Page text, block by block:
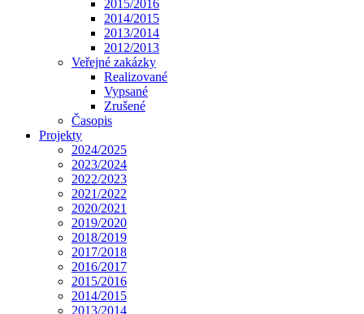
2015/2016
2014/2015
2013/2014
2012/2013
Veřejné zakázky
Realizované
Vypsané
Zrušené
Časopis
Projekty
2024/2025
2023/2024
2022/2023
2021/2022
2020/2021
2019/2020
2018/2019
2017/2018
2016/2017
2015/2016
2014/2015
2013/2014